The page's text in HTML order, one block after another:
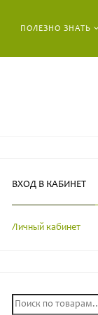
ПОЛЕЗНО ЗНАТЬ
ВХОД В КАБИНЕТ
Личный кабинет
И